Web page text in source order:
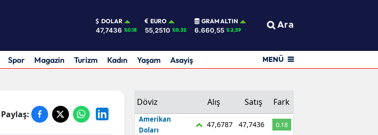
DOLAR
47,7436 %0.18
EURO
55,2510 %0.32
GRAM ALTIN
6.660,55 % 2,59 Ara
Spor Magazin Turizm Kadın Yaşam Asayiş MENÜ
Paylaş:
Döviz Alış Satış Fark
Amerikan
Doları
47,6787 47,7436 0.18